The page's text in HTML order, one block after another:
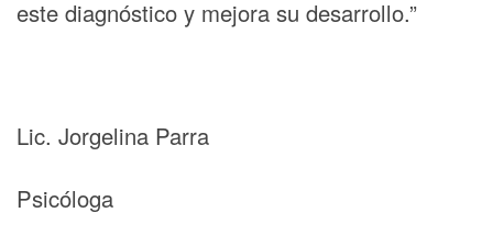
este diagnóstico y mejora su desarrollo.”
Lic. Jorgelina Parra
Psicóloga